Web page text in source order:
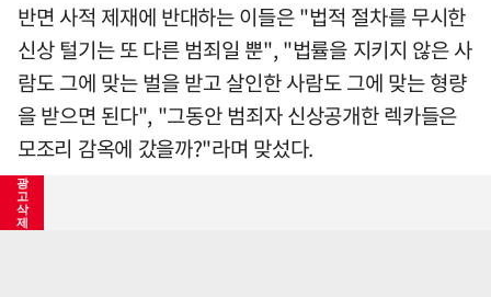
반면 사적 제재에 반대하는 이들은 "법적 절차를 무시한
신상 털기는 또 다른 범죄일 뿐", "법률을 지키지 않은 사
람도 그에 맞는 벌을 받고 살인한 사람도 그에 맞는 형량
을 받으면 된다", "그동안 범죄자 신상공개한 렉카들은
모조리 감옥에 갔을까?"라며 맞섰다.
논란이 과열되면서 지역 비하나 젠더 갈등을 조장하는
광
고
삭
제